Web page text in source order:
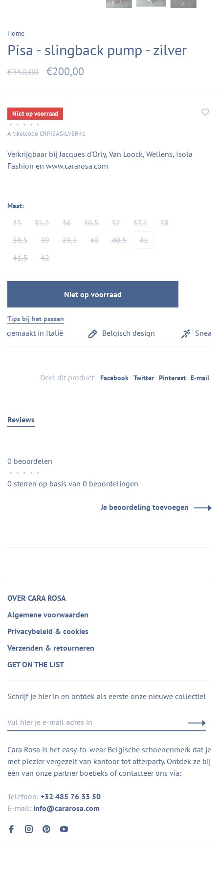
Home
Pisa - slingback pump - zilver
€350,00 €200,00
Niet op voorraad
• • • • •
Artikelcode CRPISASILVER41
Verkrijgbaar bij Jacques d'Orly, Van Loock, Wellens, Isola
Fashion en www.cararosa.com
Maat:
35 35,5 36 36,5 37 37,5
38
38,5
39 39,5 40 40,5
41
41,5
42
Niet op voorraad
Tips bij het passen
in Italië Belgisch design
Deel dit product: Facebook Twitter Pinterest E-mail
Reviews
0 beoordelen
• • • • •
0 sterren op basis van 0 beoordelingen
Je beoordeling toevoegen
OVER CARA ROSA
Algemene voorwaarden
Privacybeleid & cookies
Verzenden & retourneren
GET ON THE LIST
Schrijf je hier in en ontdek als eerste onze nieuwe collectie!
Cara Rosa is het easy-to-wear Belgische schoenenmerk dat je
met plezier vergezelt van kantoor tot afterparty. Ontdek ze bij
één van onze partner boetieks of contacteer ons via:
Telefoon: +32 485 76 33 50
E-mail: info@cararosa.com